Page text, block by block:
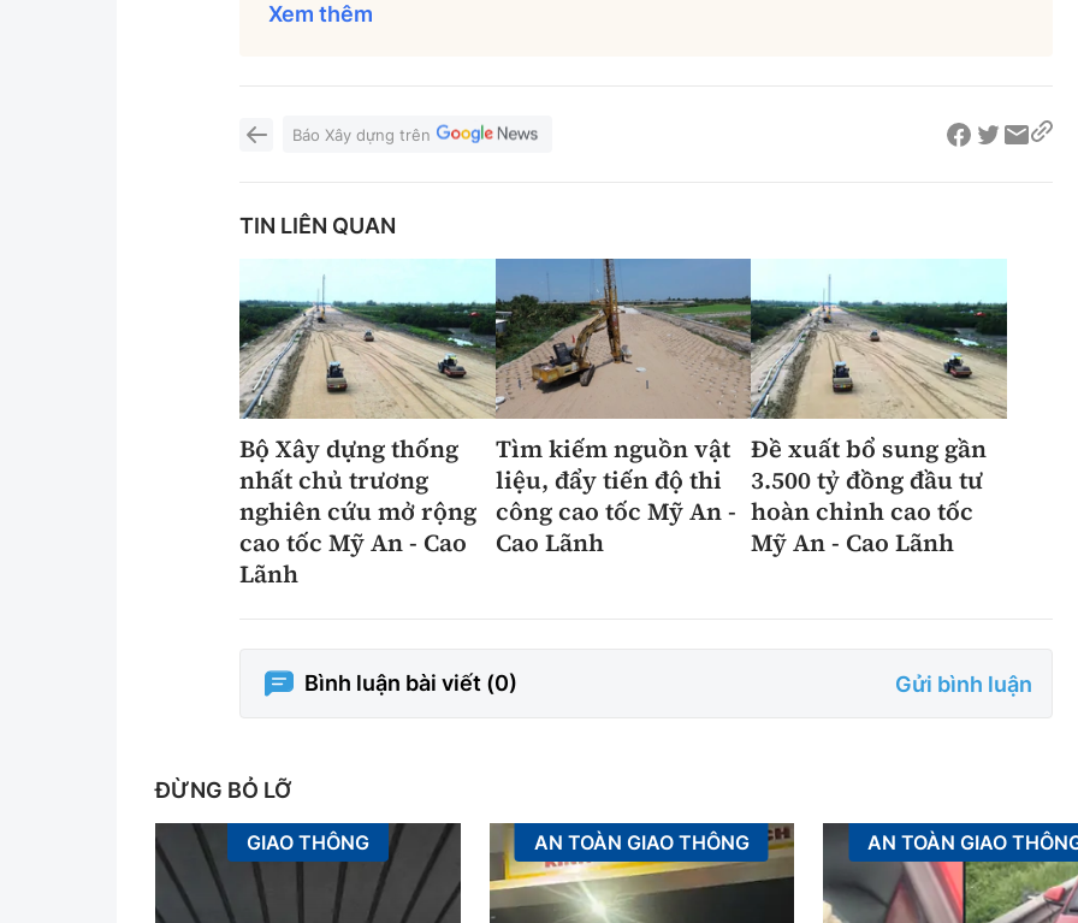
Xem thêm
Báo Xây dựng trên
TIN LIÊN QUAN
Bộ Xây dựng thống
nhất chủ trương
nghiên cứu mở rộng
cao tốc Mỹ An - Cao
Lãnh
Tìm kiếm nguồn vật
liệu, đẩy tiến độ thi
công cao tốc Mỹ An -
Cao Lãnh
Đề xuất bổ sung gần
3.500 tỷ đồng đầu tư
hoàn chỉnh cao tốc
Mỹ An - Cao Lãnh
Bình luận bài viết (0) Gửi bình luận
ĐỪNG BỎ LỠ
GIAO THÔNG AN TOÀN GIAO THÔNG AN TOÀN GIAO